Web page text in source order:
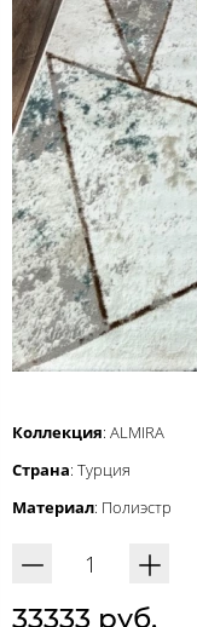
Коллекция: ALMIRA
Страна: Турция
Материал: Полиэстр
33333 руб.